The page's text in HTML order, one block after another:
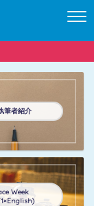
筆者紹介
Week